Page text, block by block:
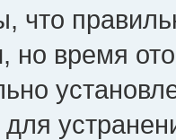
что
но время
для